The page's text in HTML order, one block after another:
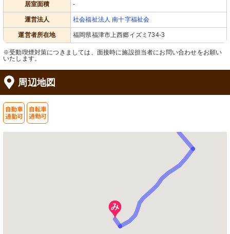
居室面積 -
運営法人 社会福祉法人 南十字福祉会
運営者所在地 福岡県福津市上西郷イズミ734-3
※受動喫煙対策につきましては、面接時に施設担当者にお問い合わせをお願い
いたします。
周辺地図